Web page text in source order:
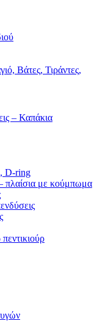
Βάτες, Τιράντες,
– Καπάκια
D-ring
πλαίσια με κούμπωμα